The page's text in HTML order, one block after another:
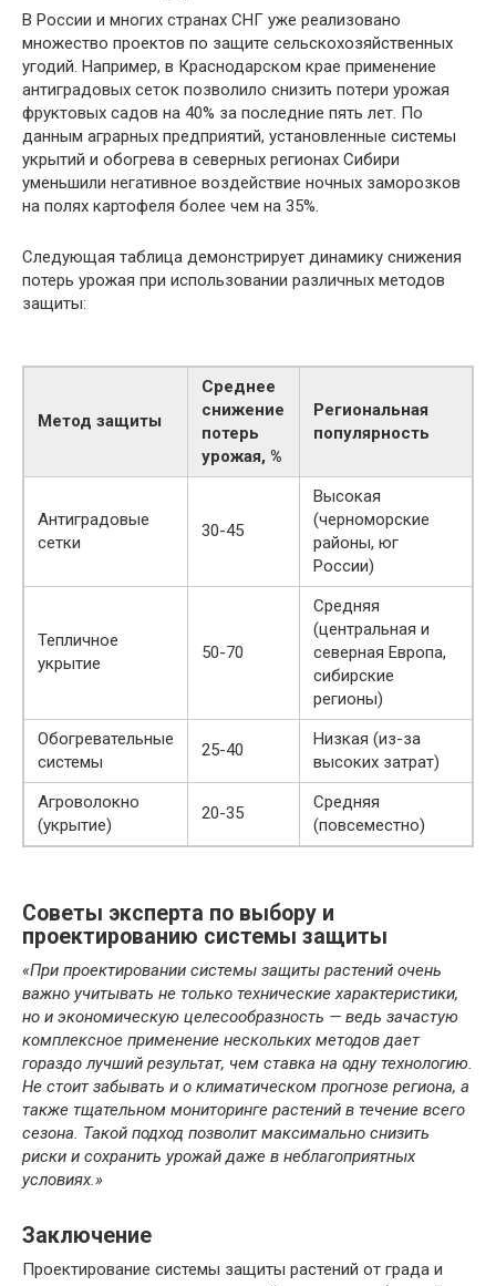
В России и многих странах СНГ уже реализовано
множество проектов по защите сельскохозяйственных
угодий. Например, в Краснодарском крае применение
антиградовых сеток позволило снизить потери урожая
фруктовых садов на 40% за последние пять лет. По
данным аграрных предприятий, установленные системы
укрытий и обогрева в северных регионах Сибири
уменьшили негативное воздействие ночных заморозков
на полях картофеля более чем на 35%.
Следующая таблица демонстрирует динамику снижения
потерь урожая при использовании различных методов
защиты:
Метод защиты
Среднее
снижение
потерь
урожая, %
Региональная
популярность
Антиградовые
сетки
30-45
Высокая
(черноморские
районы, юг
России)
Тепличное
укрытие
50-70
Средняя
(центральная и
северная Европа,
сибирские
регионы)
Обогревательные
системы
25-40
Низкая (из-за
высоких затрат)
Агроволокно
(укрытие)
20-35
Средняя
(повсеместно)
Советы эксперта по выбору и
проектированию системы защиты
«При проектировании системы защиты растений очень
важно учитывать не только технические характеристики,
но и экономическую целесообразность — ведь зачастую
комплексное применение нескольких методов дает
гораздо лучший результат, чем ставка на одну технологию.
Не стоит забывать и о климатическом прогнозе региона, а
также тщательном мониторинге растений в течение всего
сезона. Такой подход позволит максимально снизить
риски и сохранить урожай даже в неблагоприятных
условиях.»
Заключение
Проектирование системы защиты растений от града и